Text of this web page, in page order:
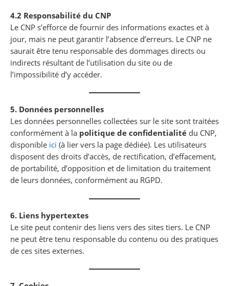
4.2 Responsabilité du CNP
Le CNP s’efforce de fournir des informations exactes et à
jour, mais ne peut garantir l’absence d’erreurs. Le CNP ne
saurait être tenu responsable des dommages directs ou
indirects résultant de l’utilisation du site ou de
l’impossibilité d’y accéder.
5. Données personnelles
Les données personnelles collectées sur le site sont traitées
conformément à la politique de confidentialité du CNP,
disponible ici (à lier vers la page dédiée). Les utilisateurs
disposent des droits d’accès, de rectification, d’effacement,
de portabilité, d’opposition et de limitation du traitement
de leurs données, conformément au RGPD.
6. Liens hypertextes
Le site peut contenir des liens vers des sites tiers. Le CNP
ne peut être tenu responsable du contenu ou des pratiques
de ces sites externes.